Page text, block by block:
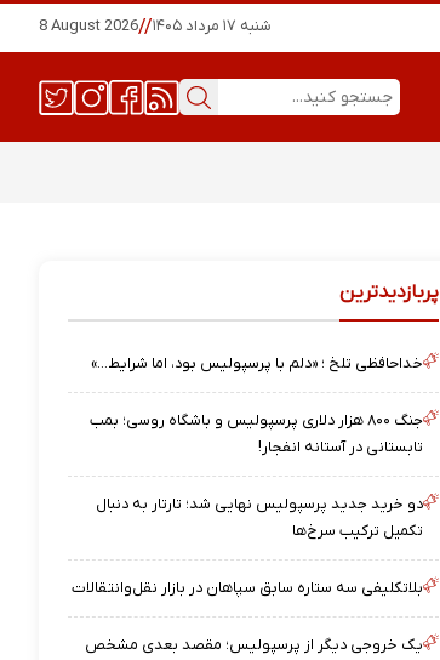
شنبه ۱۷ مرداد ۱۴۰۵ //
8 August 2026
پربازدیدترین
خداحافظی تلخ ؛ «دلم با پرسپولیس بود، اما شرایط…»
جنگ ۸۰۰ هزار دلاری پرسپولیس و باشگاه روسی؛ بمب
تابستانی در آستانه انفجار!
دو خرید جدید پرسپولیس نهایی شد؛ تارتار به دنبال
تکمیل ترکیب سرخ‌ها
بلاتکلیفی سه ستاره سابق سپاهان در بازار نقل‌وانتقالات
یک خروجی دیگر از پرسپولیس؛ مقصد بعدی مشخص